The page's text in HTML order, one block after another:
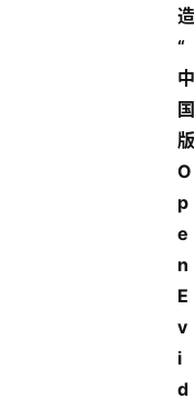
造
“
中
国
版
O
p
e
n
E
v
i
d